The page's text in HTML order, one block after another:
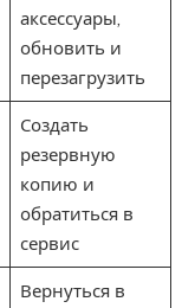
аксессуары,
обновить и
перезагрузить
Создать
резервную
копию и
обратиться в
сервис
Вернуться в